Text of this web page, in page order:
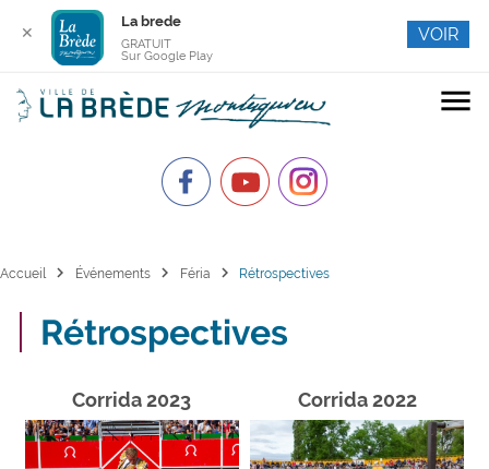
menu
Accueil chevron_right Événements chevron_right Féria chevron_right Rétrospectives
Rétrospectives
Corrida 2023 Corrida 2022
✕
La brede
GRATUIT
Sur Google Play
VOIR